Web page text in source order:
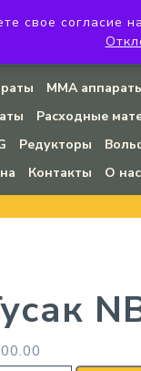
45
MMA
Расходные
Редукторы
Контакты О нас
свое согласие